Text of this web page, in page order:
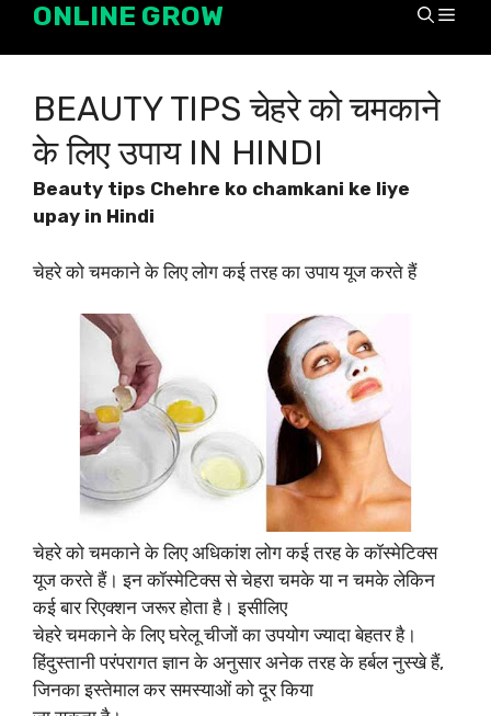
SkipONLINE GROW
BEAUTY TIPS चेहरे को चमकाने
के लिए उपाय IN HINDI
Beauty tips Chehre ko chamkani ke liye
upay in Hindi
चेहरे को चमकाने के लिए लोग कई तरह का उपाय यूज करते हैं
चेहरे को चमकाने के लिए अधिकांश लोग कई तरह के कॉस्मेटिक्स
यूज करते हैं। इन कॉस्मेटिक्स से चेहरा चमके या न चमके लेकिन
कई बार रिएक्शन जरूर होता है। इसीलिए
चेहरे चमकाने के लिए घरेलू चीजों का उपयोग ज्यादा बेहतर है।
हिंदुस्तानी परंपरागत ज्ञान के अनुसार अनेक तरह के हर्बल नुस्खे हैं,
जिनका इस्तेमाल कर समस्याओं को दूर किया